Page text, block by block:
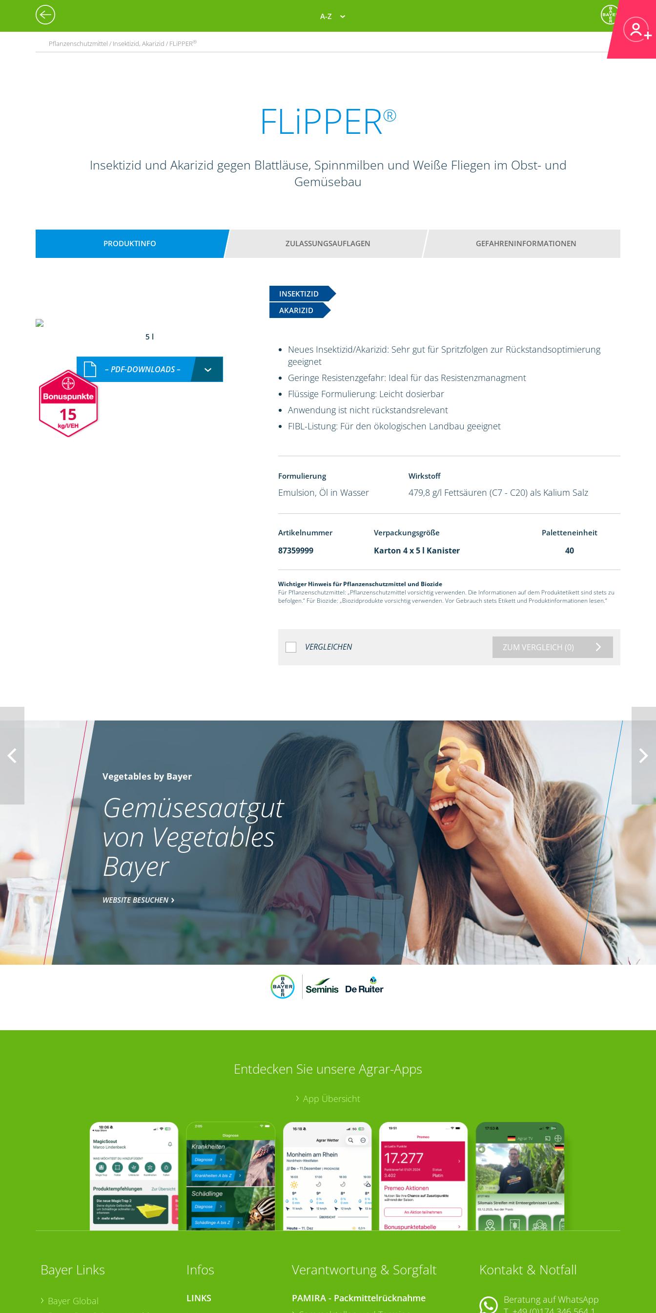
A-Z
Pflanzenschutzmittel / Insektizid, Akarizid / FLiPPER®
FLiPPER®
Insektizid und Akarizid gegen Blattläuse, Spinnmilben und Weiße Fliegen im Obst- und
Gemüsebau
PRODUKTINFO ZULASSUNGSAUFLAGEN GEFAHRENINFORMATIONEN
INSEKTIZID
AKARIZID
5 l
15
– PDF-DOWNLOADS –
Neues Insektizid/Akarizid: Sehr gut für Spritzfolgen zur Rückstandsoptimierung
geeignet
Geringe Resistenzgefahr: Ideal für das Resistenzmanagment
Flüssige Formulierung: Leicht dosierbar
Anwendung ist nicht rückstandsrelevant
FIBL-Listung: Für den ökologischen Landbau geeignet
Formulierung
Emulsion, Öl in Wasser
Wirkstoff
479,8 g/l Fettsäuren (C7 - C20) als Kalium Salz
Artikelnummer Verpackungsgröße Paletteneinheit
87359999 Karton 4 x 5 l Kanister 40
Wichtiger Hinweis für Pflanzenschutzmittel und Biozide
Für Pflanzenschutzmittel: „Pflanzenschutzmittel vorsichtig verwenden. Die Informationen auf dem Produktetikett sind stets zu
befolgen.“ Für Biozide: „Biozidprodukte vorsichtig verwenden. Vor Gebrauch stets Etikett und Produktinformationen lesen.“
VERGLEICHEN ZUM VERGLEICH (0)
Vegetables by Bayer
Gemüsesaatgut
von Vegetables
Bayer
WEBSITE BESUCHEN
Entdecken Sie unsere Agrar-Apps
App Übersicht
Bayer Links
Bayer Global
Infos
LINKS
Verantwortung & Sorgfalt
PAMIRA - Packmittelrücknahme
Kontakt & Notfall
Beratung auf WhatsApp